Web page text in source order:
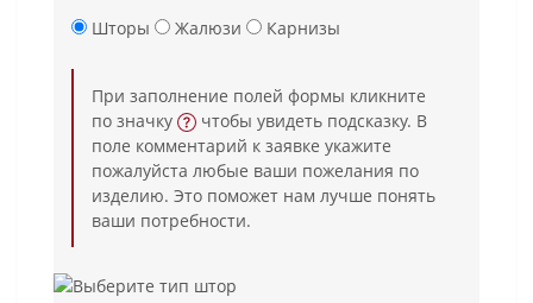
Шторы Жалюзи Карнизы
При заполнение полей формы кликните
по значку
чтобы увидеть подсказку. В
поле комментарий к заявке укажите
пожалуйста любые ваши пожелания по
изделию. Это поможет нам лучше понять
ваши потребности.